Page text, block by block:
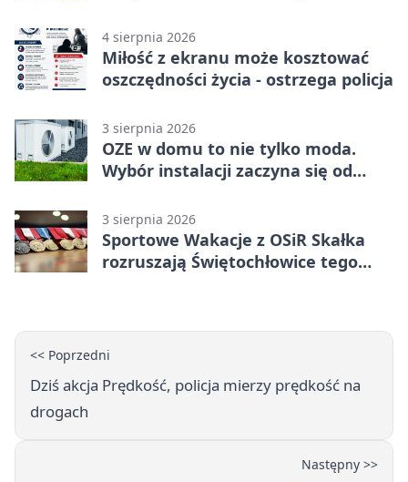
4 sierpnia 2026
Miłość z ekranu może kosztować
oszczędności życia - ostrzega policja
3 sierpnia 2026
OZE w domu to nie tylko moda.
Wybór instalacji zaczyna się od
3 sierpnia 2026
Sportowe Wakacje z OSiR Skałka
rozruszają Świętochłowice tego
<< Poprzedni
Dziś akcja Prędkość, policja mierzy prędkość na
drogach
Następny >>